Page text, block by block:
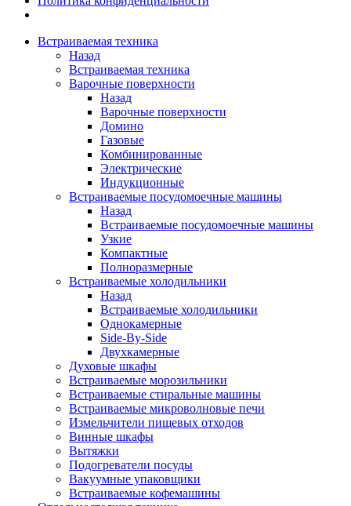
Встраиваемая техника
Назад
Встраиваемая техника
Варочные поверхности
Назад
Варочные поверхности
Домино
Газовые
Комбинированные
Электрические
Индукционные
Встраиваемые посудомоечные машины
Назад
Встраиваемые посудомоечные машины
Узкие
Компактные
Полноразмерные
Встраиваемые холодильники
Назад
Встраиваемые холодильники
Однокамерные
Side-By-Side
Двухкамерные
Духовые шкафы
Встраиваемые морозильники
Встраиваемые стиральные машины
Встраиваемые микроволновые печи
Измельчители пищевых отходов
Винные шкафы
Вытяжки
Подогреватели посуды
Вакуумные упаковщики
Встраиваемые кофемашины